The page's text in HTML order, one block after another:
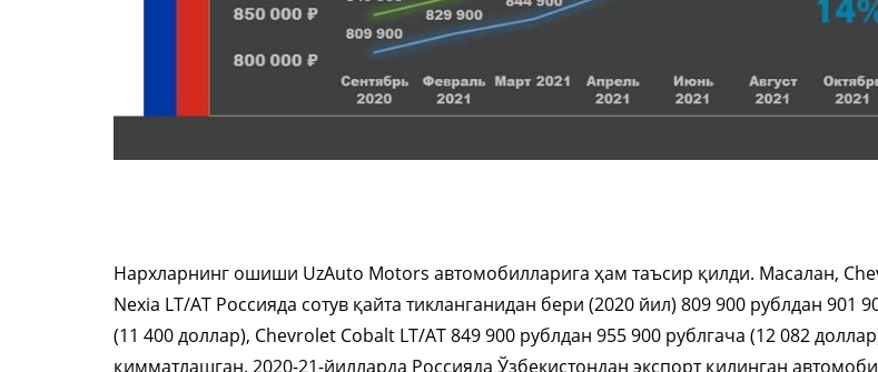
Нархларнинг ошиши UzAuto Motors автомобилларига ҳам таъсир қилди. Масалан,
Nexia LТ/АТ Россияда сотув қайта тикланганидан бери (2020 йил) 809 900 рублдан 901
(11 400 доллар), Chevrolet Cobalt LТ/АТ 849 900 рублдан 955 900 рублгача (12 082
қимматлашган. 2020-21-йилларда Россияда Ўзбекистондан экспорт қилинган